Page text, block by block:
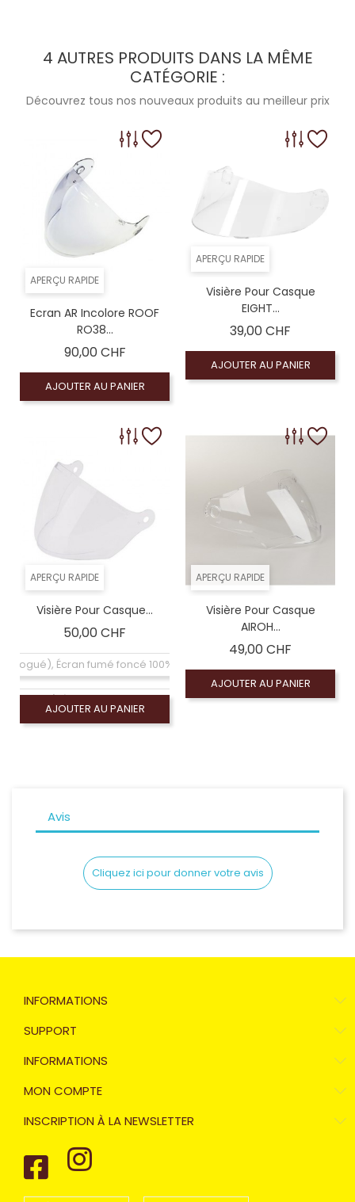
4 AUTRES PRODUITS DANS LA MÊME
CATÉGORIE :
Découvrez tous nos nouveaux produits au meilleur prix
APERÇU RAPIDE
Ecran AR Incolore ROOF
RO38...
90,00 CHFPrix
AJOUTER AU PANIER
APERÇU RAPIDE
Visière Pour Casque
EIGHT...
39,00 CHF
AJOUTER AU PANIER
APERÇU RAPIDE
Visière Pour Casque...
50,00 CHF
Écran fumé foncé 100% (non homologué)
Écran fumé clair 50% (non homologué)
AJOUTER AU PANIER
APERÇU RAPIDE
Visière Pour Casque
AIROH...
49,00 CHF
AJOUTER AU PANIER
Avis
Cliquez ici pour donner votre avis
INFORMATIONS
SUPPORT
INFORMATIONS
MON COMPTE
INSCRIPTION À LA NEWSLETTER